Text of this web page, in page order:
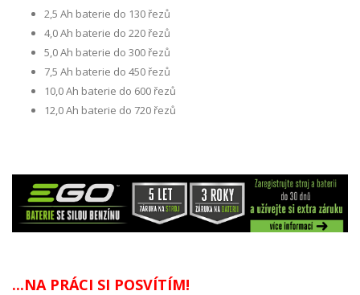
2,5 Ah baterie do 130 řezů
4,0 Ah baterie do 220 řezů
5,0 Ah baterie do 300 řezů
7,5 Ah baterie do 450 řezů
10,0 Ah baterie do 600 řezů
12,0 Ah baterie do 720 řezů
...NA PRÁCI SI POSVÍTÍM!